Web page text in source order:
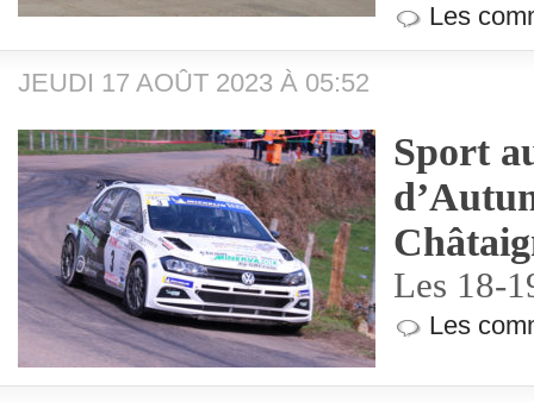
Les
JEUDI 17 AOÛT 2023 À 05:52
Sport
Les 18-
Les